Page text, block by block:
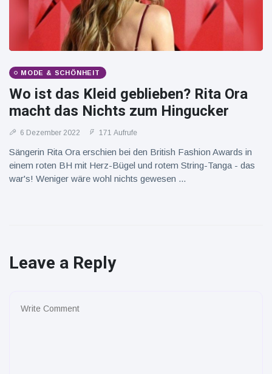
MODE & SCHÖNHEIT
Wo ist das Kleid geblieben? Rita Ora
macht das Nichts zum Hingucker
6 Dezember 2022 171 Aufrufe
Sängerin Rita Ora erschien bei den British Fashion Awards in
einem roten BH mit Herz-Bügel und rotem String-Tanga - das
war's! Weniger wäre wohl nichts gewesen ...
Leave a Reply